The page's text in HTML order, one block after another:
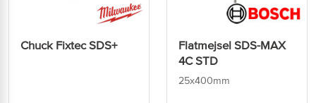
Chuck Fixtec SDS+
Flatmejsel SDS-MAX
4C STD
25x400mm